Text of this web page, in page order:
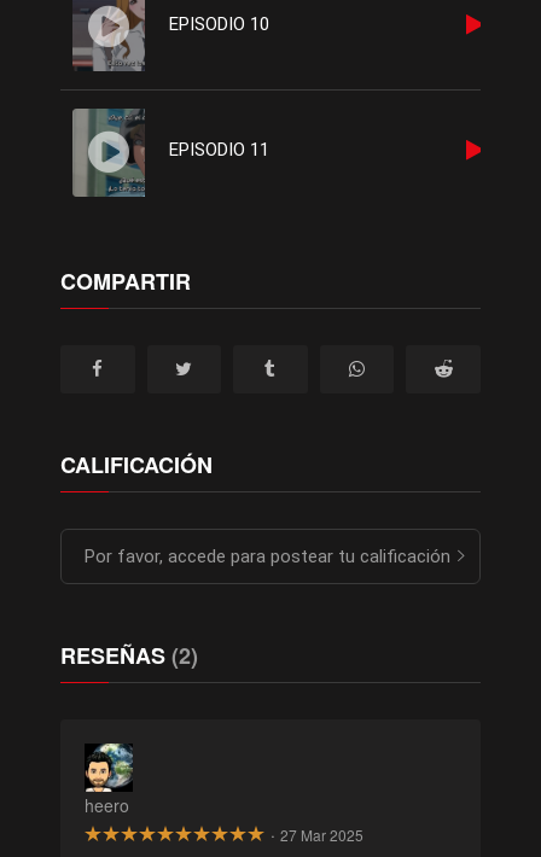
EPISODIO 10
EPISODIO 11
EPISODIO 12
COMPARTIR
CALIFICACIÓN
Por favor, accede para postear tu calificación
RESEÑAS(2)
heero
· 27 Mar 2025